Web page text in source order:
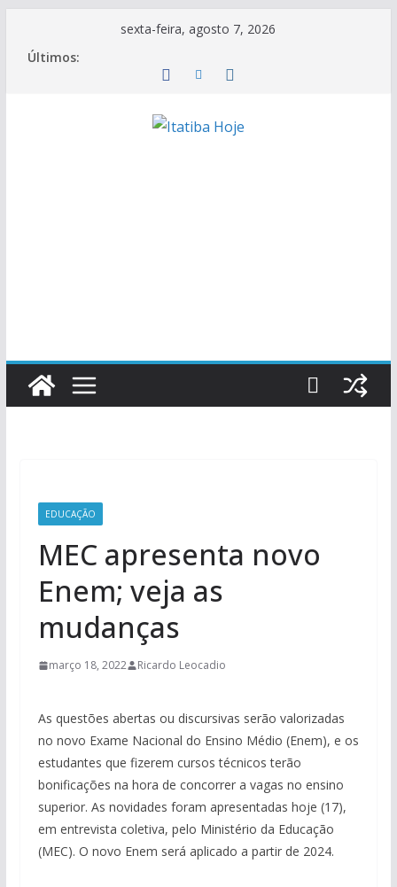
para
sexta-feira, agosto 7, 2026
Últimos:
EDUCAÇÃO
MEC apresenta novo
Enem; veja as
mudanças
março 18, 2022 Ricardo Leocadio
As questões abertas ou discursivas serão valorizadas
no novo Exame Nacional do Ensino Médio (Enem), e os
estudantes que fizerem cursos técnicos terão
bonificações na hora de concorrer a vagas no ensino
superior. As novidades foram apresentadas hoje (17),
em entrevista coletiva, pelo Ministério da Educação
(MEC). O novo Enem será aplicado a partir de 2024.